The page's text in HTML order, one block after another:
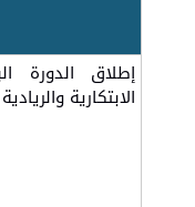
إطلاق الدورة
الابتكارية والريادية